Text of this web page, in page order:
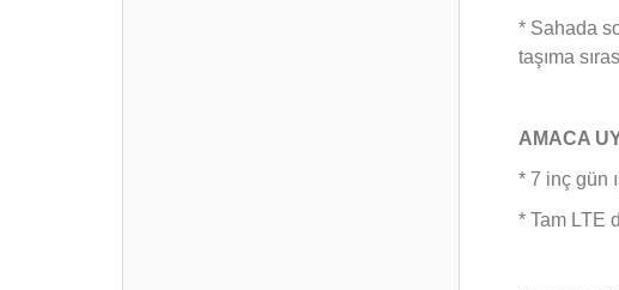
* Sahada
taşıma
AMACA
* 7 inç gün
* Tam LTE